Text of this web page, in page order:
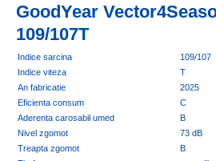
GoodYear
109/107T
Indice sarcina
109/107
Indice viteza
T
An fabricatie
2025
Eficienta consum
C
Aderenta carosabil umed
B
Nivel zgomot
73 dB
Treapta zgomot
B